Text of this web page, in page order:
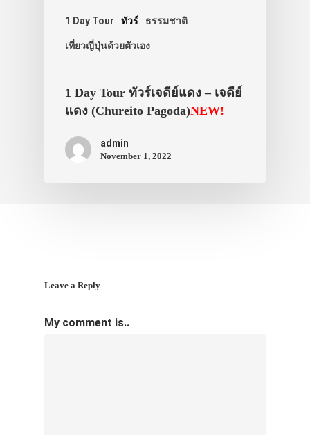
1 Day Tour ทัวร์ ธรรมชาติ
เที่ยวญี่ปุ่นด้วยตัวเอง
1 Day Tour ทัวร์เจดีย์แดง – เจดีย์
แดง (Chureito Pagoda)NEW!
admin
November 1, 2022
Leave a Reply
My comment is..